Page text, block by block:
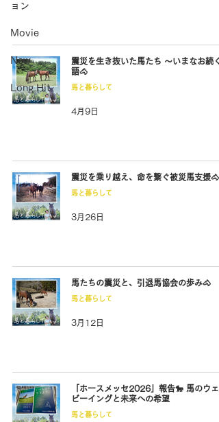
ョン
Movie
New
Long Hit
震災を生き抜いた馬たち 〜いまなお続く
語🐴
馬と暮らして
4月9日
震災を乗り越え、命を繋ぐ被災馬支援🐴
馬と暮らして
3月26日
馬たちの震災と、引退馬協会の歩み🐴
馬と暮らして
3月12日
「ホースメッセ2026」報告🐎 馬のウェ
ビーイングと未来への希望
馬と暮らして